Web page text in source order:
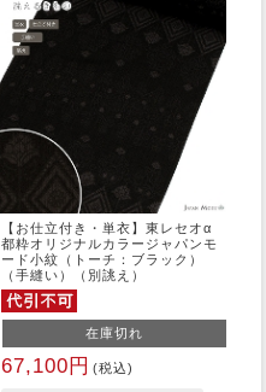
【お仕立付き・単衣】東レセオα
都粋オリジナルカラージャパンモ
ード小紋（トーチ：ブラック）
（手縫い）（別誂え）
在庫切れ
67,100円 (税込)